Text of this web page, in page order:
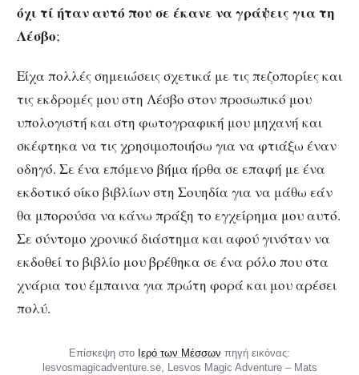
όχι τί ήταν αυτό που σε έκανε να γράψεις για τη
Λέσβο;
Είχα πολλές σημειώσεις σχετικά με τις πεζοπορίες και
τις εκδρομές μου στη Λέσβο στον προσωπικό μου
υπολογιστή και στη φωτογραφική μου μηχανή και
σκέφτηκα να τις χρησιμοποιήσω για να φτιάξω έναν
οδηγό. Σε ένα επόμενο βήμα ήρθα σε επαφή με ένα
εκδοτικό οίκο βιβλίων στη Σουηδία για να μάθω εάν
θα μπορούσα να κάνω πράξη το εγχείρημα μου αυτό.
Σε σύντομο χρονικό διάστημα και αφού γινόταν να
εκδοθεί το βιβλίο μου βρέθηκα σε ένα ρόλο που στα
χνάρια του έμπαινα για πρώτη φορά και μου αρέσει
πολύ.
Επίσκεψη στο Ιερό των Μέσσων πηγή εικόνας:
lesvosmagicadventure.se, Lesvos Magic Adventure – Mats